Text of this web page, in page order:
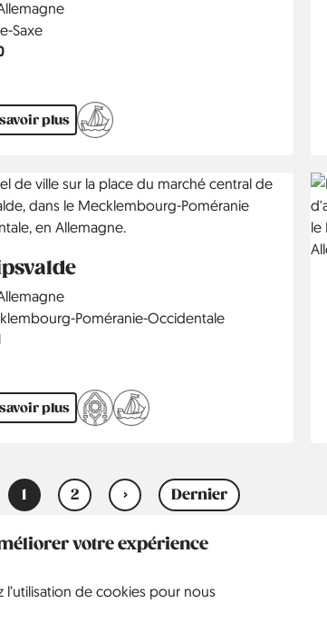
votre expérience
de cookies pour nous
Saxe
plus
Poméranie-Occidentale
plus
Page
1
Page
2
Page
›
Dernière
Dernier